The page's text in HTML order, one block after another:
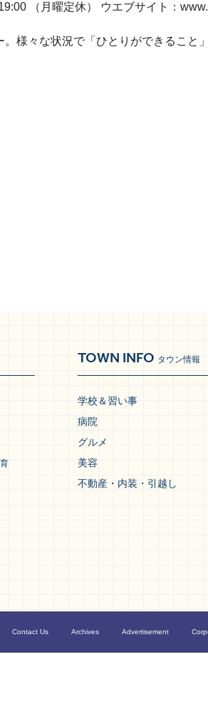
（月曜定休） ウエブサイト：
様々な状況で「ひとりができること
育
TOWN INFO タウン情報
学校＆習い事
病院
グルメ
美容
不動産・内装・引越し
Contact Us Archives Advertisement